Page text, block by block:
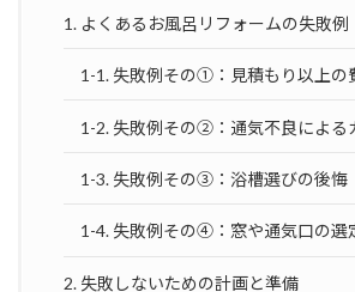
1. よくあるお風呂リフォームの失敗例
1-1. 失敗例その①：見積もり以上の
1-2. 失敗例その②：通気不良による
1-3. 失敗例その③：浴槽選びの後悔
1-4. 失敗例その④：窓や通気口の選
2. 失敗しないための計画と準備